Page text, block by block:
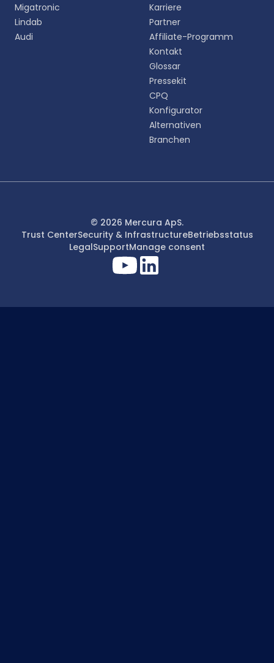
Migatronic
Lindab
Audi
Karriere
Partner
Affiliate-Programm
Kontakt
Glossar
Pressekit
CPQ
Konfigurator
Alternativen
Branchen
© 2026 Mercura ApS.
Trust CenterSecurity & InfrastructureBetriebsstatus
LegalSupportManage consent